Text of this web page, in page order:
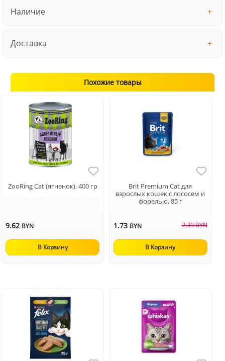
Наличие
Доставка
Похожие товары
ZooRing Cat (ягненок), 400 гр
9.62 BYN
В Корзину
Brit Premium Cat для
взрослых кошек с лососем и
форелью, 85 г
1.73 BYN 2.39 BYN
В Корзину